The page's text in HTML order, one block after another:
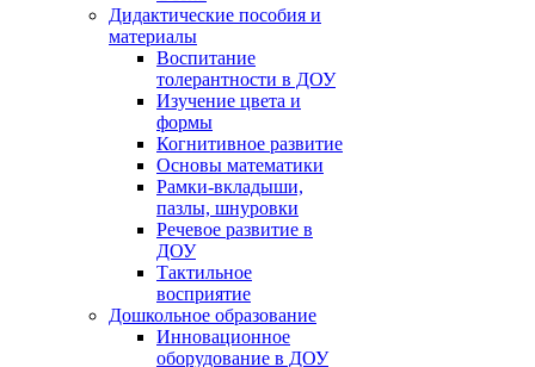
Дидактические пособия и
материалы
Воспитание
толерантности в ДОУ
Изучение цвета и
формы
Когнитивное развитие
Основы математики
Рамки-вкладыши,
пазлы, шнуровки
Речевое развитие в
ДОУ
Тактильное
восприятие
Дошкольное образование
Инновационное
оборудование в ДОУ